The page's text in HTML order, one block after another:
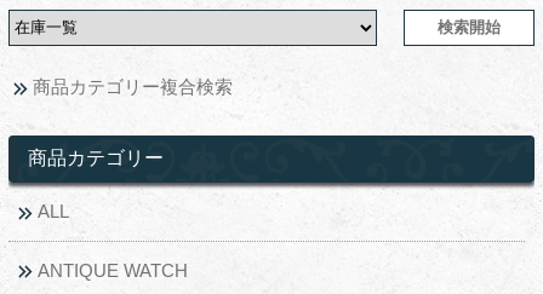
商品カテゴリー複合検索
商品カテゴリー
ALL
ANTIQUE WATCH